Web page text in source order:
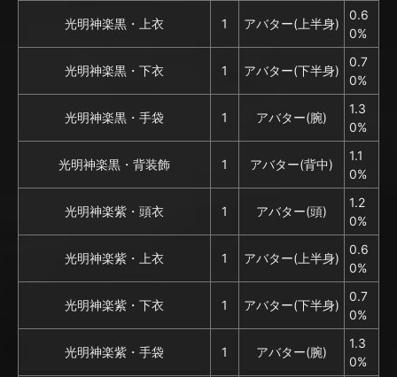
光明神楽黒・上衣 1 アバター(上半身)
0.6
0%
光明神楽黒・下衣 1 アバター(下半身)
0.7
0%
光明神楽黒・手袋 1 アバター(腕)
1.3
0%
光明神楽黒・背装飾 1 アバター(背中)
1.1
0%
光明神楽紫・頭衣 1 アバター(頭)
1.2
0%
光明神楽紫・上衣 1 アバター(上半身)
0.6
0%
光明神楽紫・下衣 1 アバター(下半身)
0.7
0%
光明神楽紫・手袋 1 アバター(腕)
1.3
0%